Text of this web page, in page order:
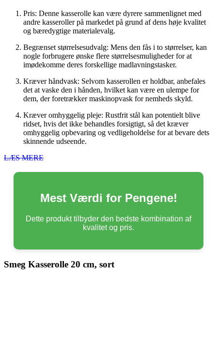
Pris: Denne kasserolle kan være dyrere sammenlignet med
andre kasseroller på markedet på grund af dens høje kvalitet
og bæredygtige materialevalg.
Begrænset størrelsesudvalg: Mens den fås i to størrelser, kan
nogle forbrugere ønske flere størrelsesmuligheder for at
imødekomme deres forskellige madlavningstasker.
Kræver håndvask: Selvom kasserollen er holdbar, anbefales
det at vaske den i hånden, hvilket kan være en ulempe for
dem, der foretrækker maskinopvask for nemheds skyld.
Kræver omhyggelig pleje: Rustfrit stål kan potentielt blive
ridset, hvis det ikke behandles forsigtigt, så det kræver
omhyggelig opbevaring og vedligeholdelse for at bevare dets
skinnende udseende.
LÆS MERE
Mest Værdi for Pengene!
Dette produkt tilbyder den bedste kombination af
kvalitet og pris.
Smeg Kasserolle 20 cm, sort